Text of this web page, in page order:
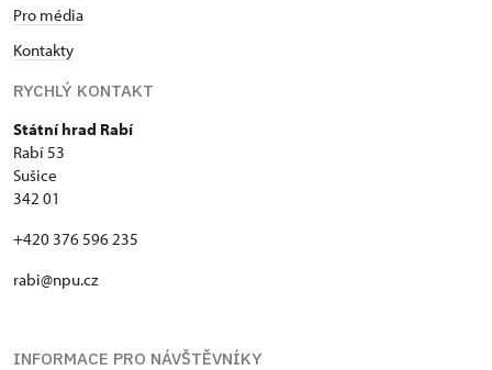
Pro média
Kontakty
RYCHLÝ KONTAKT
Státní hrad Rabí
Rabí 53
Sušice
342 01
+420 376 596 235
rabi@npu.cz
INFORMACE PRO NÁVŠTĚVNÍKY